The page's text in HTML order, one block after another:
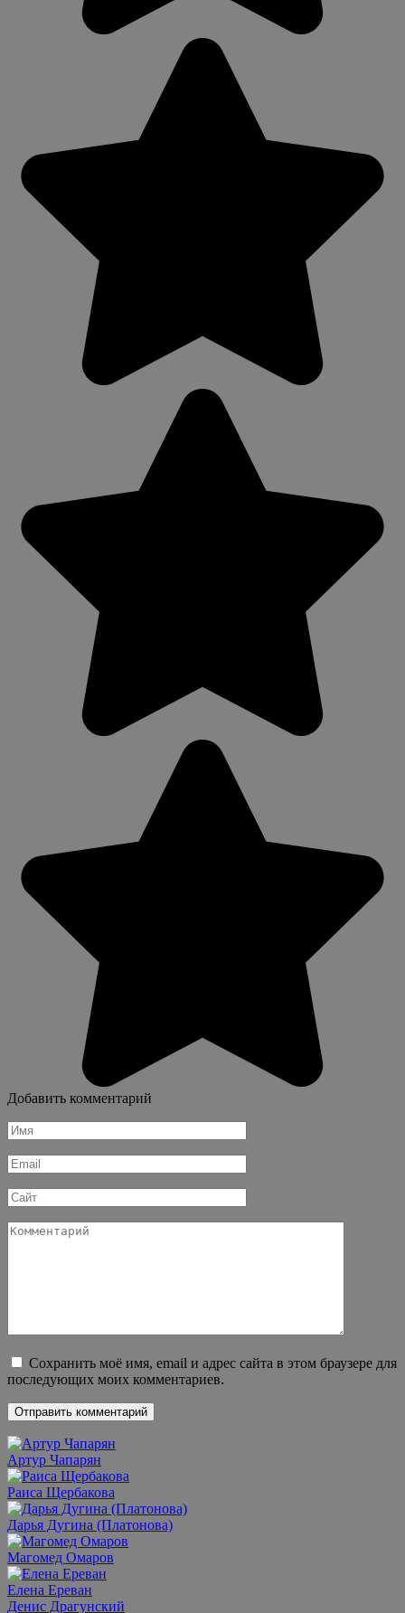
Добавить комментарий
Имя
*
Email
*
Сайт
Комментарий
Сохранить моё имя, email и адрес сайта в этом браузере для
последующих моих комментариев.
Артур Чапарян
Раиса Щербакова
Дарья Дугина (Платонова)
Магомед Омаров
Елена Ереван
Денис Драгунский